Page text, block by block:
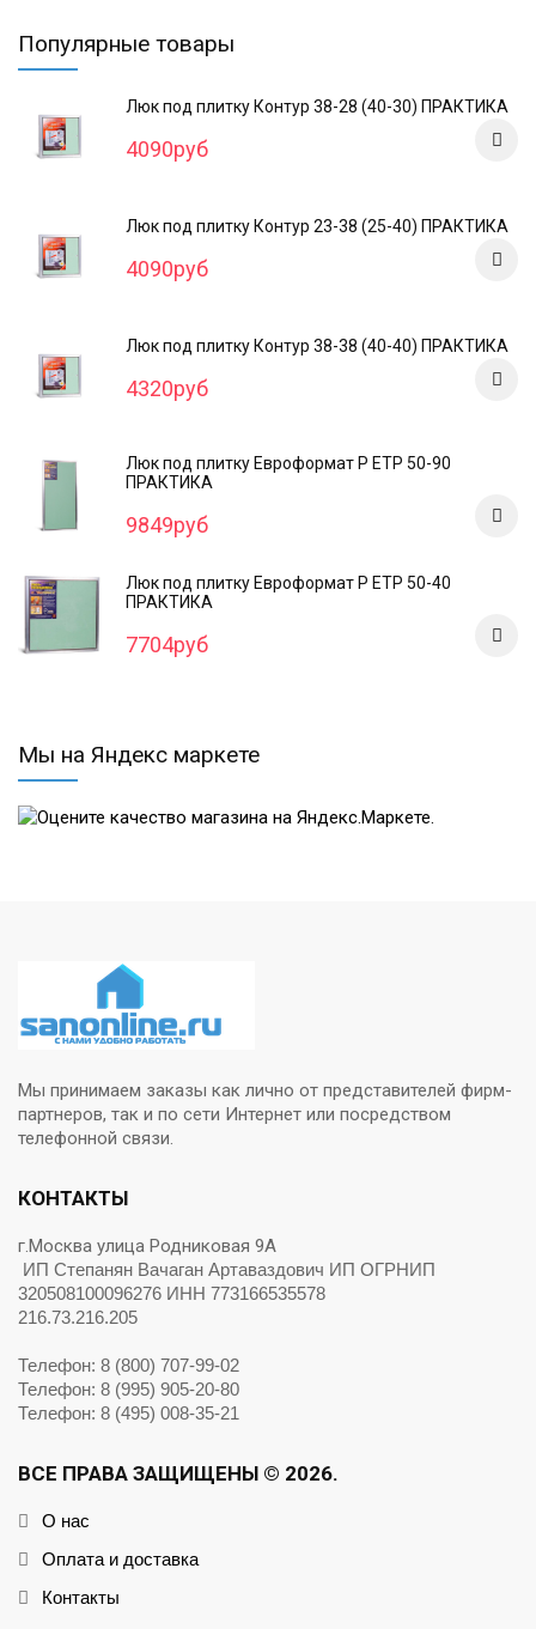
Популярные товары
Люк под плитку Контур 38-28 (40-30) ПРАКТИКА
4090руб
Люк под плитку Контур 23-38 (25-40) ПРАКТИКА
4090руб
Люк под плитку Контур 38-38 (40-40) ПРАКТИКА
4320руб
Люк под плитку Евроформат Р ЕТР 50-90
ПРАКТИКА
9849руб
Люк под плитку Евроформат Р ЕТР 50-40
ПРАКТИКА
7704руб
Мы на Яндекс маркете
Мы принимаем заказы как лично от представителей фирм-
партнеров, так и по сети Интернет или посредством
телефонной связи.
КОНТАКТЫ
г.Москва улица Родниковая 9А
ИП Степанян Вачаган Артаваздович ИП ОГРНИП
320508100096276 ИНН 773166535578
216.73.216.205
Телефон: 8 (800) 707-99-02
Телефон: 8 (995) 905-20-80
Телефон: 8 (495) 008-35-21
ВСЕ ПРАВА ЗАЩИЩЕНЫ © 2026.
О нас
Оплата и доставка
Контакты